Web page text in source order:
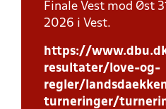
Finale Vest mod Øst
2026 i Vest.
https://
resultater/love-og-
regler/
turneringer/